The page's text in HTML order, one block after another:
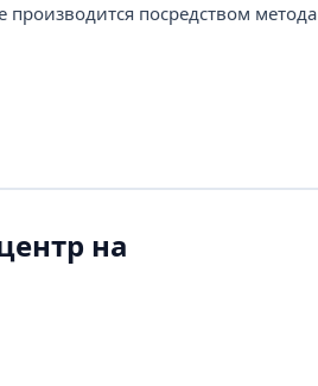
посредством метода
на